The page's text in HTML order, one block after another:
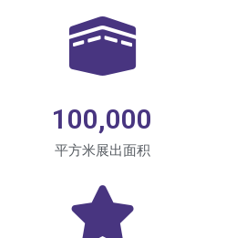
平方米展出面积
100,000